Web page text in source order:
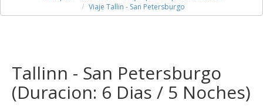
Viaje Tallin - San Petersburgo
Tallinn - San Petersburgo
(Duracion: 6 Dias / 5 Noches)